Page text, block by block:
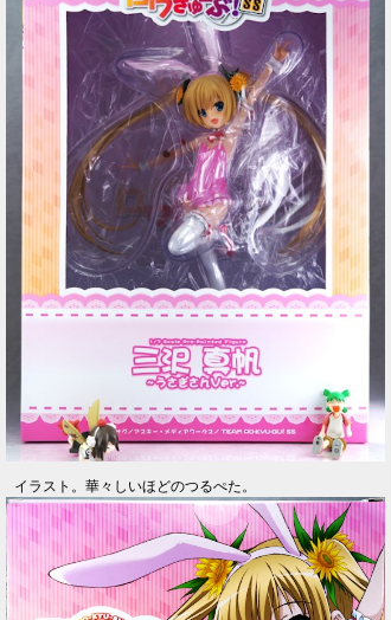
イラスト。華々しいほどのつるぺた。